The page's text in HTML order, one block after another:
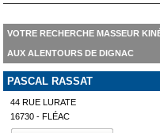
VOTRE RECHERCHE MASSEUR
AUX ALENTOURS DE DIGNAC
PASCAL RASSAT
44 RUE LURATE
16730 - FLÉAC